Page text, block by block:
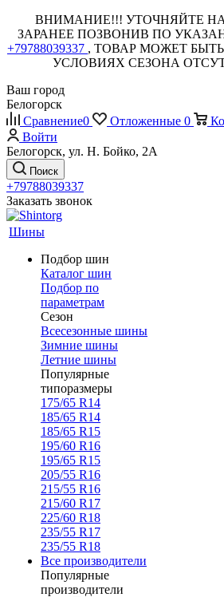
ВНИМАНИЕ!!! УТОЧНЯЙТЕ
ЗАРАНЕЕ ПОЗВОНИВ ПО
+79788039337 , ТОВАР МОЖЕТ
УСЛОВИЯХ СЕЗОНА
Ваш город
Белогорск
Сравнение0 Отложенные 0
Войти
Белогорск, ул. Н. Бойко, 2А
Поиск
+79788039337
Заказать звонок
Шины
Подбор шин
Каталог шин
Подбор по
параметрам
Сезон
Всесезонные шины
Зимние шины
Летние шины
Популярные
типоразмеры
175/65 R14
185/65 R14
185/65 R15
195/60 R16
195/65 R15
205/55 R16
215/55 R16
215/60 R17
225/60 R18
235/55 R17
235/55 R18
Все производители
Популярные
производители